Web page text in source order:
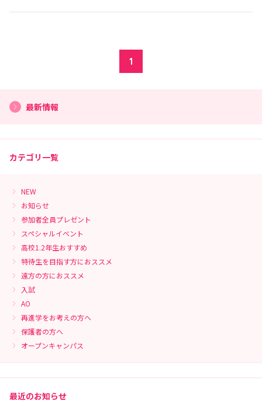
1
最新情報
カテゴリ一覧
NEW
お知らせ
参加者全員プレゼント
スペシャルイベント
高校1.2年生おすすめ
特待生を目指す方におススメ
遠方の方におススメ
入試
AO
再進学をお考えの方へ
保護者の方へ
オープンキャンパス
最近のお知らせ